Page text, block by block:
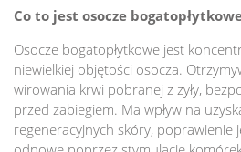
Co to jest osocze
Osocze bogatopłytkowe jest
niewielkiej objętości osocza.
wirowania krwi pobranej z żyły,
przed zabiegiem. Ma wpływ na
regeneracyjnych skóry, poprawienie